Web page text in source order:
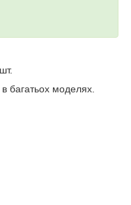
багатьох моделях.